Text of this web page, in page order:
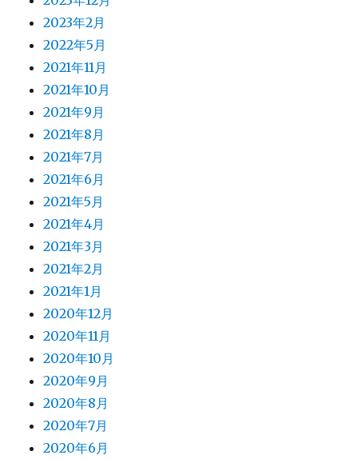
2023年2月
2022年5月
2021年11月
2021年10月
2021年9月
2021年8月
2021年7月
2021年6月
2021年5月
2021年4月
2021年3月
2021年2月
2021年1月
2020年12月
2020年11月
2020年10月
2020年9月
2020年8月
2020年7月
2020年6月